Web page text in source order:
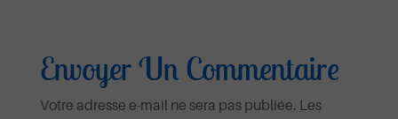
Envoyer Un Commentaire
Votre adresse e-mail ne sera pas publiée. Les
Tous les jours